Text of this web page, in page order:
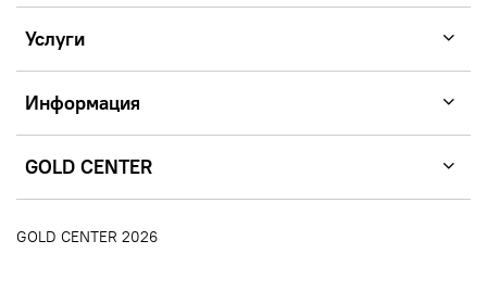
Услуги
Информация
GOLD CENTER
GOLD CENTER 2026